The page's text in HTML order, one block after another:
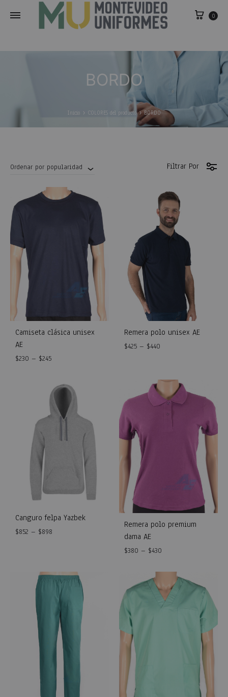
0
BORDO
Inicio COLORES del producto BORDO
Ordenar por popularidad Filtrar Por
Camiseta clásica unisex
AE
$230 – $245
Remera polo unisex AE
$425 – $440
Canguro felpa Yazbek
$852 – $898
Remera polo premium
dama AE
$380 – $430